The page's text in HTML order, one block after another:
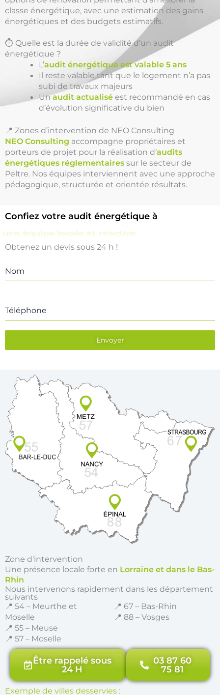
classe énergétique, avec une estimation des gains
énergétiques et des budgets estimatifs.
⏱️ Quelle est la durée de validité d’un audit
énergétique ?
L’audit énergétique est valable 5 ans
Il reste valable tant que le logement n’a pas
subi de travaux majeurs
Unaudit actualisé est recommandé en cas
d’évolution significative du bien
📍 Zones d’intervention de NEO Consulting
NEO Consulting accompagne propriétaires et
porteurs de projet pour la réalisation d’audits
énergétiques réglementaires sur le secteur de
Peltre. Nos équipes interviennent avec une approche
pédagogique, structurée et orientée résultats.
Confiez votre audit énergétique à
une équipe locale et réactive
Obtenez un devis sous 24 h !
Nom
Téléphone
Envoyer
Zone d'intervention
Une présence locale forte en Lorraine et dans le Bas-
Rhin
Nous intervenons rapidement dans les département
suivants
📍 54 – Meurthe et
Moselle
📍 55 – Meuse
📍 57 – Moselle
📍 67 – Bas-Rhin
📍 88 – Vosges
Être rappelé sous
24 H
03 87 60
75 81
Exemple de villes desservies :